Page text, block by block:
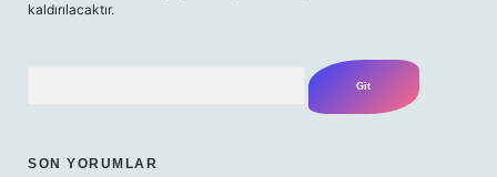
kaldırılacaktır.
SON YORUMLAR